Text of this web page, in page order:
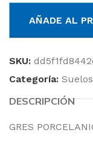
AÑADE AL
SKU:
Categoría:
DESCRIPCIÓN
GRES